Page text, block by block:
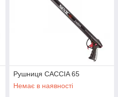
Рушниця CACCIA 65
Немає в наявності